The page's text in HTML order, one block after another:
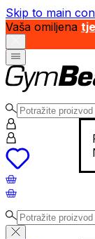
Skip to main
Vaša omiljena